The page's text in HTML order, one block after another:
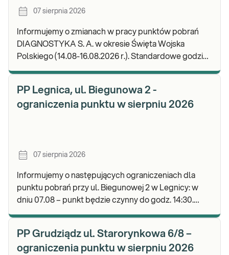
07 sierpnia 2026
Informujemy o zmianach w pracy punktów pobrań
DIAGNOSTYKA S. A. w okresie Święta Wojska
Polskiego (14.08-16.08.2026 r.). Standardowe godziny
PP Legnica, ul. Biegunowa 2 -
ograniczenia punktu w sierpniu 2026
07 sierpnia 2026
Informujemy o następujących ograniczeniach dla
punktu pobrań przy ul. Biegunowej 2 w Legnicy: w
dniu 07.08 – punkt będzie czynny do godz. 14:30.
PP Grudziądz ul. Starorynkowa 6/8 –
ograniczenia punktu w sierpniu 2026